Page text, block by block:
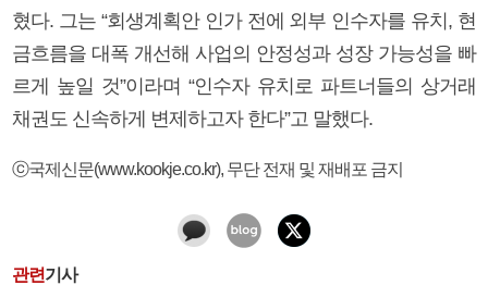
혔다. 그는 “회생계획안 인가 전에 외부 인수자를 유치, 현
금흐름을 대폭 개선해 사업의 안정성과 성장 가능성을 빠
르게 높일 것”이라며 “인수자 유치로 파트너들의 상거래
채권도 신속하게 변제하고자 한다”고 말했다.
ⓒ국제신문(www.kookje.co.kr), 무단 전재 및 재배포 금지
관련기사